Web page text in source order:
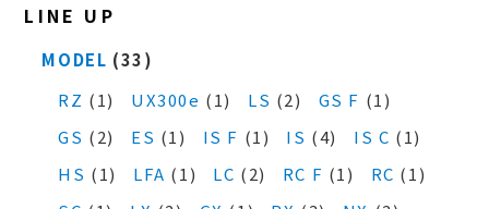
LINE UP
MODEL (33)
RZ (1) UX300e (1) LS (2) GS F (1)
GS (2) ES (1) IS F (1) IS (4) IS C (1)
HS (1) LFA (1) LC (2) RC F (1) RC (1)